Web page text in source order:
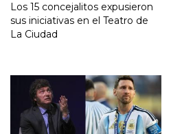
Los 15 concejalitos expusieron
sus iniciativas en el Teatro de
La Ciudad